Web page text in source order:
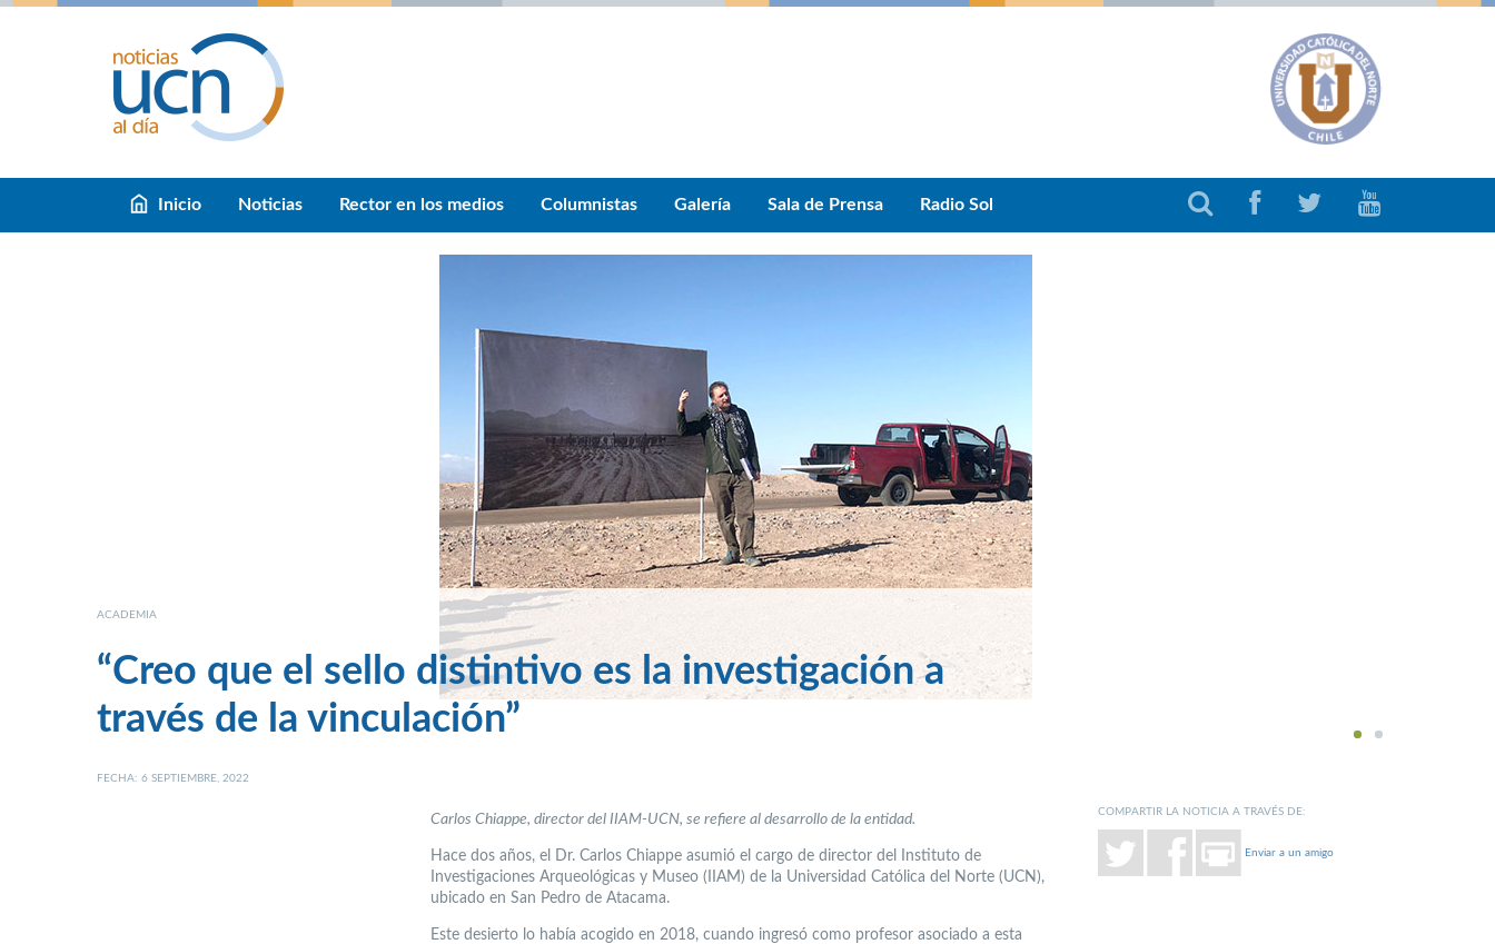
Inicio Noticias Rector en los medios Columnistas Galería Sala de Prensa Radio Sol
1 2
ACADEMIA
“Creo que el sello distintivo es la investigación a
través de la vinculación”
FECHA: 6 SEPTIEMBRE, 2022
Carlos Chiappe, director del IIAM-UCN, se refiere al desarrollo de la entidad.
Hace dos años, el Dr. Carlos Chiappe asumió el cargo de director del Instituto de
Investigaciones Arqueológicas y Museo (IIAM) de la Universidad Católica del Norte (UCN),
ubicado en San Pedro de Atacama.
Este desierto lo había acogido en 2018, cuando ingresó como profesor asociado a esta
COMPARTIR LA NOTICIA A TRAVÉS DE:
Enviar a un amigo